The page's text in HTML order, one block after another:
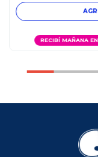
RECIBÍ MAÑANA